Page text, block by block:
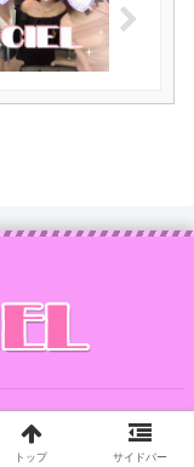
Reserved.
トップ サイドバー